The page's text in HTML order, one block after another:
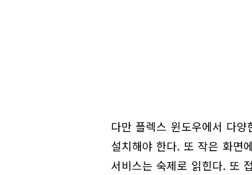
다만 플렉스 윈도우에서 다
설치해야 한다. 또 작은 화면
서비스는 숙제로 읽힌다. 또